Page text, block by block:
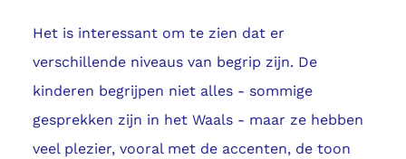
Het is interessant om te zien dat er
verschillende niveaus van begrip zijn. De
kinderen begrijpen niet alles - sommige
gesprekken zijn in het Waals - maar ze hebben
veel plezier, vooral met de accenten, de toon